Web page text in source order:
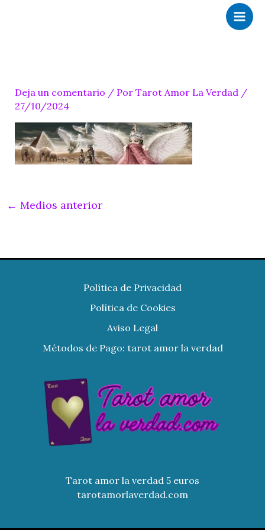
Deja un comentario / Por Tarot Amor La Verdad /
27/10/2024
← Medios anterior
Política de Privacidad
Política de Cookies
Aviso Legal
Métodos de Pago: tarot amor la verdad
Tarot amor la verdad 5 euros
tarotamorlaverdad.com